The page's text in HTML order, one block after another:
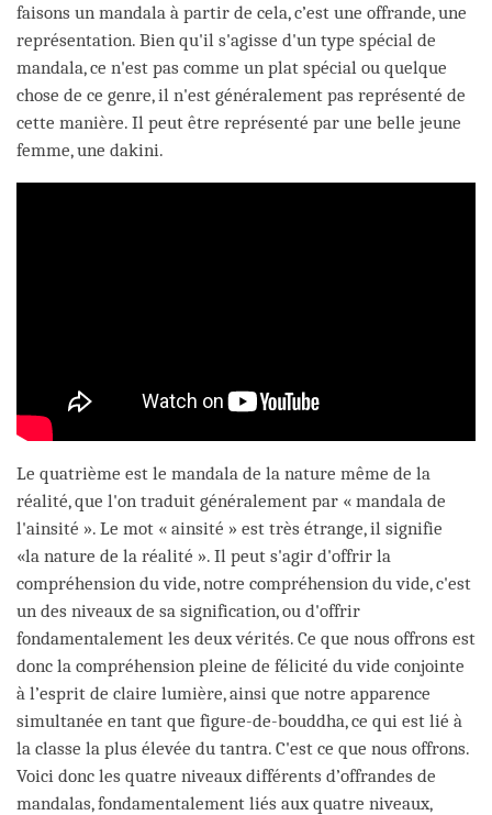
faisons un mandala à partir de cela, c’est une offrande, une
représentation. Bien qu'il s'agisse d'un type spécial de
mandala, ce n'est pas comme un plat spécial ou quelque
chose de ce genre, il n'est généralement pas représenté de
cette manière. Il peut être représenté par une belle jeune
femme, une dakini.
Le quatrième est le mandala de la nature même de la
réalité, que l'on traduit généralement par « mandala de
l'ainsité ». Le mot « ainsité » est très étrange, il signifie
«la nature de la réalité ». Il peut s'agir d'offrir la
compréhension du vide, notre compréhension du vide, c'est
un des niveaux de sa signification, ou d'offrir
fondamentalement les deux vérités. Ce que nous offrons est
donc la compréhension pleine de félicité du vide conjointe
à l’esprit de claire lumière, ainsi que notre apparence
simultanée en tant que figure-de-bouddha, ce qui est lié à
la classe la plus élevée du tantra. C'est ce que nous offrons.
Voici donc les quatre niveaux différents d’offrandes de
mandalas, fondamentalement liés aux quatre niveaux,